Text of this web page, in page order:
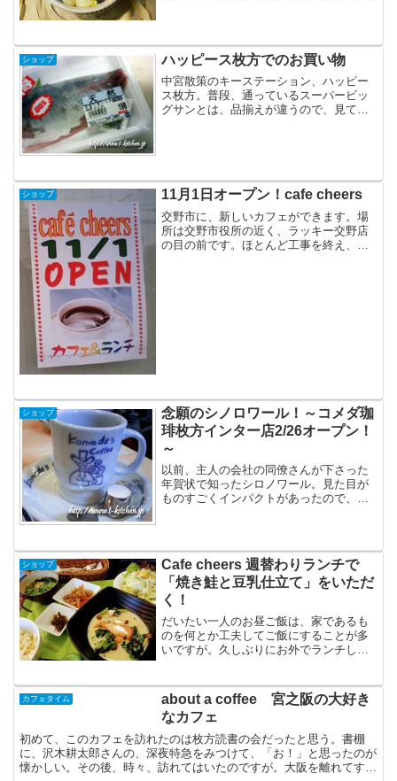
い安定感。カフェラン...
ショップ ハッピース枚方でのお買い物
中宮散策のキーステーション、ハッピー
ス枚方。普段、通っているスーパービッ
グサンとは、品揃えが違うので、見てい
ショップ 11月1日オープン！cafe cheers
交野市に、新しいカフェができます。場
所は交野市役所の近く、ラッキー交野店
の目の前です。ほとんど工事を終え、今
ショップ
念願のシノロワール！～コメダ珈
琲枚方インター店2/26オープン！
～
以前、主人の会社の同僚さんが下さった
年賀状で知ったシロノワール。見た目が
ものすごくインパクトがあったので、す
ていたのですが、2月26...
ショップ
Cafe cheers 週替わりランチで
「焼き鮭と豆乳仕立て」をいただ
く！
だいたい一人のお昼ご飯は、家であるも
のを何とか工夫してご飯にすることが多
いですが。久しぶりにお外でランチして
ランチには不自由しなかったですが、交
野市は、ひとりで入って...
カフェタイム
about a coffee 宮之阪の大好き
なカフェ
初めて、このカフェを訪れたのは枚方読書の会だったと思う。書棚
に、沢木耕太郎さんの、深夜特急をみつけて、「お！」と思ったのが
懐かしい。その後、時々、訪れてはいたのですが。大阪を離れてすっ